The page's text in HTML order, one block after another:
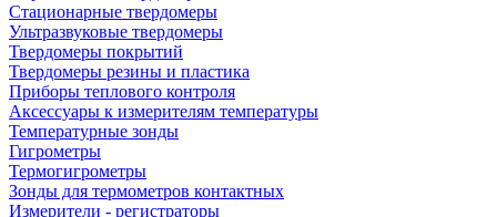
Стационарные твердомеры
Ультразвуковые твердомеры
Твердомеры покрытий
Твердомеры резины и пластика
Приборы теплового контроля
Аксессуары к измерителям температуры
Температурные зонды
Гигрометры
Термогигрометры
Зонды для термометров контактных
Измерители - регистраторы